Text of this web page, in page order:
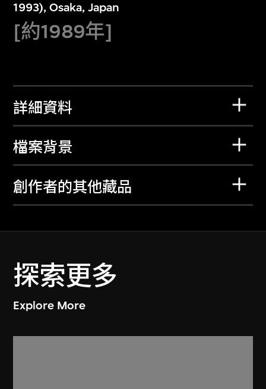
1993), Osaka, Japan
[約1989年]
詳細資料
檔案背景
創作者的其他藏品
探索更多
Explore More